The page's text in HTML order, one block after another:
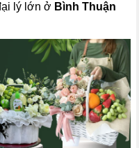
lý lớn ở Bình Thuận